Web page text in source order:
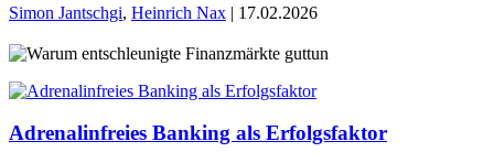
Simon Jantschgi, Heinrich Nax | 17.02.2026
Adrenalinfreies Banking als Erfolgsfaktor